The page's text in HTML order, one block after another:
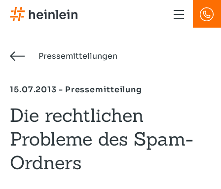
Direkt
zum
Pressemitteilungen
15.07.2013 - Pressemitteilung
Die rechtlichen
Probleme des Spam-
Ordners